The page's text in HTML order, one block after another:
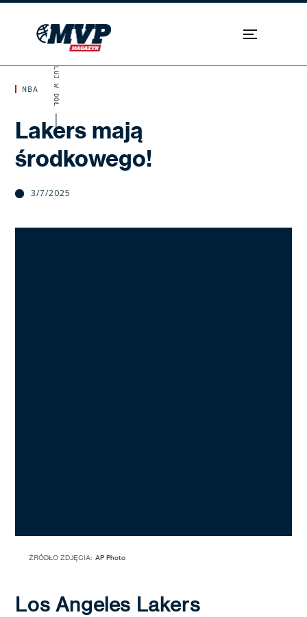
NBA
Lakers mają
środkowego!
3/7/2025
SKROLUJ W DÓŁ
ŹRÓDŁO ZDJĘCIA: AP Photo
Los Angeles Lakers